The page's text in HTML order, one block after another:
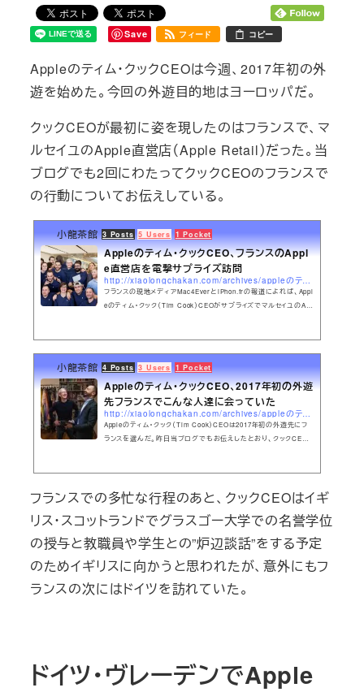
Save フィード コピー
Appleのティム・クックCEOは今週、2017年初の外
遊を始めた。今回の外遊目的地はヨーロッパだ。
クックCEOが最初に姿を現したのはフランスで、マ
ルセイユのApple直営店（Apple Retail）だった。当
ブログでも2回にわたってクックCEOのフランスで
の行動についてお伝えしている。
小龍茶館 3 Posts 5 Users 1 Pocket
Appleのティム・クックCEO、フランスのAppl
e直営店を電撃サプライズ訪問
フランスの現地メディアMac4EverとiPhon.frの報道によれば、Appl
eのティム・クック（Tim Cook）CEOがサプライズでマルセイユのApp
小龍茶館 4 Posts 3 Users 1 Pocket
Appleのティム・クックCEO、2017年初の外遊
先フランスでこんな人達に会っていた
Appleのティム・クック（Tim Cook）CEOは2017年初の外遊先にフ
ランスを選んだ。昨日当ブログでもお伝えしたとおり、クックCEO
ックCEOは現地の様子や感想を自ら公式Twitterアカウントでツイー
トしている。
フランスでの多忙な行程のあと、クックCEOはイギ
リス・スコットランドでグラスゴー大学での名誉学位
の授与と教職員や学生との”炉辺談話”をする予定
のためイギリスに向かうと思われたが、意外にもフ
ランスの次にはドイツを訪れていた。
ドイツ・ヴレーデンでApple